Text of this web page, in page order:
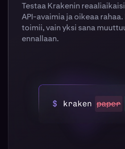
Testaa Krakenin
API-avaimia ja oikeaa
toimii, vain yksi sana
ennallaan.